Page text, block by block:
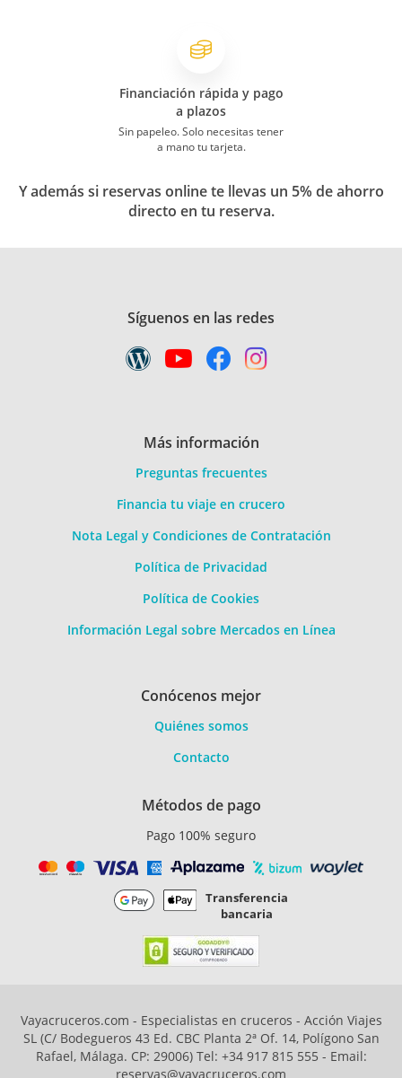
Financiación rápida y pago
a plazos
Sin papeleo. Solo necesitas tener
a mano tu tarjeta.
Y además si reservas online te llevas un 5% de ahorro
directo en tu reserva.
Síguenos en las redes
Más información
Preguntas frecuentes
Financia tu viaje en crucero
Nota Legal y Condiciones de Contratación
Política de Privacidad
Política de Cookies
Información Legal sobre Mercados en Línea
Conócenos mejor
Quiénes somos
Contacto
Métodos de pago
Pago 100% seguro
Transferencia
bancaria
Vayacruceros.com - Especialistas en cruceros - Acción Viajes
SL (C/ Bodegueros 43 Ed. CBC Planta 2ª Of. 14, Polígono San
Rafael, Málaga. CP: 29006) Tel: +34 917 815 555 - Email:
reservas@vayacruceros.com